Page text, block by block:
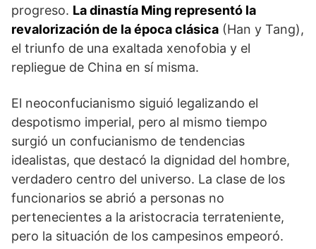
progreso. La dinastía Ming representó la
revalorización de la época clásica (Han y Tang),
el triunfo de una exaltada xenofobia y el
repliegue de China en sí misma.
El neoconfucianismo siguió legalizando el
despotismo imperial, pero al mismo tiempo
surgió un confucianismo de tendencias
idealistas, que destacó la dignidad del hombre,
verdadero centro del universo. La clase de los
funcionarios se abrió a personas no
pertenecientes a la aristocracia terrateniente,
pero la situación de los campesinos empeoró.